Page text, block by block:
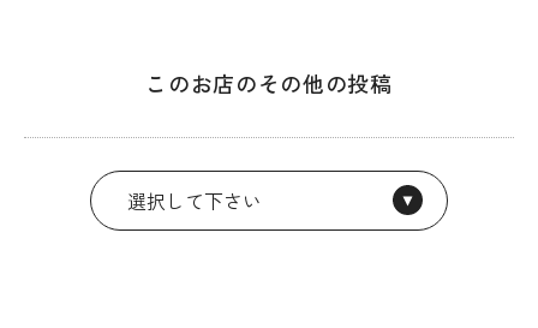
このお店のその他の投稿